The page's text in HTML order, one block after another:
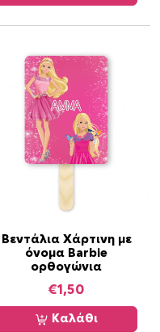
Βεντάλια Χάρτινη με
όνομα Barbie
ορθογώνια
€1,50
Καλάθι